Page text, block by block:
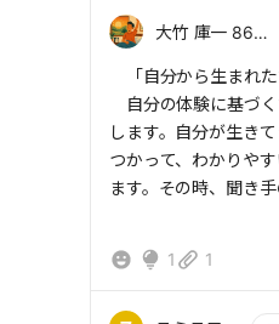
大竹 庫一 860×Kura
もっと読む
「自分から生まれた
自分の体験に基づ
します。自分が生き
つかって、わかりや
ます。その時、聞き
少し話すだけででき
1 1